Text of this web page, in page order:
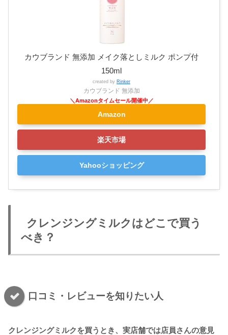
カウブランド 無添加 メイク落としミルク ポンプ付
150ml
created by Rinker
カウブランド 無添加
Amazon
楽天市場
Yahooショッピング
クレンジングミルクはどこで買う
べき？
口コミ・レビューを知りたい人
クレンジングミルクを買うとき、実店舗では店員さんの意見